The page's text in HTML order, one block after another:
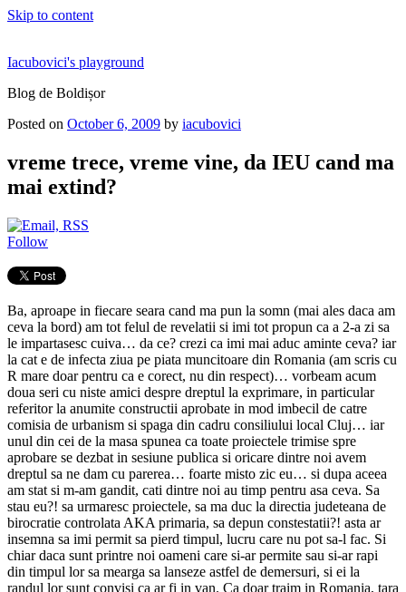
Skip to content
Iacubovici's playground
Blog de Boldișor
Posted on October 6, 2009 by iacubovici
vreme trece, vreme vine, da IEU cand ma
mai extind?
Follow
Ba, aproape in fiecare seara cand ma pun la somn (mai ales daca am
ceva la bord) am tot felul de revelatii si imi tot propun ca a 2-a zi sa
le impartasesc cuiva… da ce? crezi ca imi mai aduc aminte ceva? iar
la cat e de infecta ziua pe piata muncitoare din Romania (am scris cu
R mare doar pentru ca e corect, nu din respect)… vorbeam acum
doua seri cu niste amici despre dreptul la exprimare, in particular
referitor la anumite constructii aprobate in mod imbecil de catre
comisia de urbanism si spaga din cadru consiliului local Cluj… iar
unul din cei de la masa spunea ca toate proiectele trimise spre
aprobare se dezbat in sesiune publica si oricare dintre noi avem
dreptul sa ne dam cu parerea… foarte misto zic eu… si dupa aceea
am stat si m-am gandit, cati dintre noi au timp pentru asa ceva. Sa
stau eu?! sa urmaresc proiectele, sa ma duc la directia judeteana de
birocratie controlata AKA primaria, sa depun constestatii?! asta ar
insemna sa imi permit sa pierd timpul, lucru care nu pot sa-l fac. Si
chiar daca sunt printre noi oameni care si-ar permite sau si-ar rapi
din timpul lor sa mearga sa lanseze astfel de demersuri, si ei la
randul lor sunt convisi ca ar fi in van. Ca doar traim in Romania, tara